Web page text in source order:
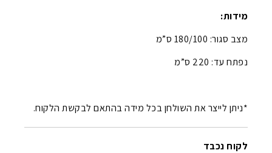
מידות:
מצב סגור: 180/100 ס”מ
נפתח עד: 220 ס”מ
*ניתן לייצר את השולחן בכל מידה בהתאם לבקשת הלקוח.
לקוח נכבד